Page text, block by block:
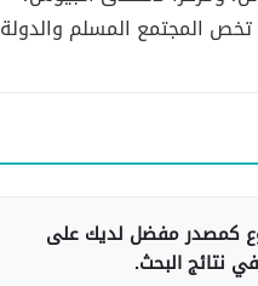
تخص المجتمع المسلم والدولة
كمصدر مفضل لديك على
نتائج البحث.